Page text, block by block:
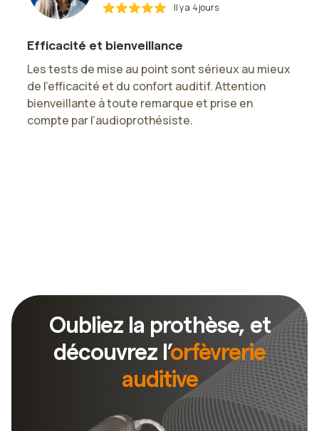
Il y a 4 jours
Efficacité et bienveillance
Les tests de mise au point sont sérieux au mieux
de l'efficacité et du confort auditif. Attention
bienveillante à toute remarque et prise en
compte par l’audioprothésiste.
Oubliez la prothèse, et
découvrez l’orfèvrerie
auditive